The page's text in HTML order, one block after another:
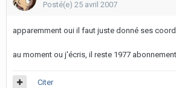
Posté(e) 25 avril 2007
apparemment oui il faut juste donné ses
au moment ou j'écris, il reste 1977
Citer